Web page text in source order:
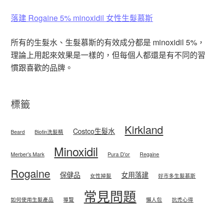
落建 Rogaine 5% minoxidil 女性生髮慕斯
所有的生髮水、生髮慕斯的有效成分都是 minoxidil 5%，
理論上用起來效果是一樣的，但每個人都還是有不同的習
慣跟喜歡的品牌。
標籤
Beard Biotin洗髮精 Costco生髮水 Kirkland
Merber's Mark Minoxidil Pura D'or Regaine
Rogaine 保健品 女性掉髮 女用落建 好市多生髮慕斯
如何使用生髮產品 導覽 常見問題 懶人包 抗禿心得